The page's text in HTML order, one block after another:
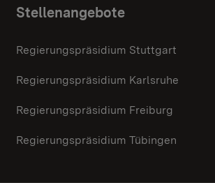
Stellenangebote
Regierungspräsidium Stuttgart
Regierungspräsidium Karlsruhe
Regierungspräsidium Freiburg
Regierungspräsidium Tübingen